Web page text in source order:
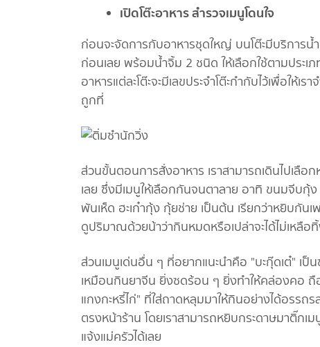
เปิดโต๊ะอาหาร สำรวจเมนูโดนใจ
ก่อนจะจัดการกับอาหารชุดใหญ่ บนโต๊ะมีบริการ
ก่อนเลย พร้อมน้ำจิ้ม 2 ชนิด ให้เลือกใช้ตามประเ
อาหารแต่ละโต๊ะจะมีเลขประจำโต๊ะกำกับไว้เพื่อให้เ
ถูกที่
ส่วนขั้นตอนการสั่งอาหาร เราสามารถเดินไปเลือ
เลย ซึ่งมีเมนูให้เลือกกันจนตาลาย อาทิ ขนมจีบกุ้
พันเห็ด ฮะเก๋ากุ้ง กุ้ยช่าย เป็นต้น เรียกว่าหยิบกั
ดูปริมาณด้วยน้าว่ากินหมดหรือเปล่าจะได้ไม่เหลือทิ้
ส่วนเมนูเด่นอื่น ๆ ที่อยากแนะนำคือ "บะกุ๊ดเต๋" เป็
เหมือนกินยาจีน ยิ่งซดร้อน ๆ ยิ่งทำให้คล่องคอ ถื
แกงกะหรี่ไก่" ที่ใส่ถาดหลุมมาให้กินอย่างได้อรรถ
ตรงหน้าร้าน โดยเราสามารถหยิบกระดาษมาติ๊กเ
แจ้งแม่ครัวได้เลย